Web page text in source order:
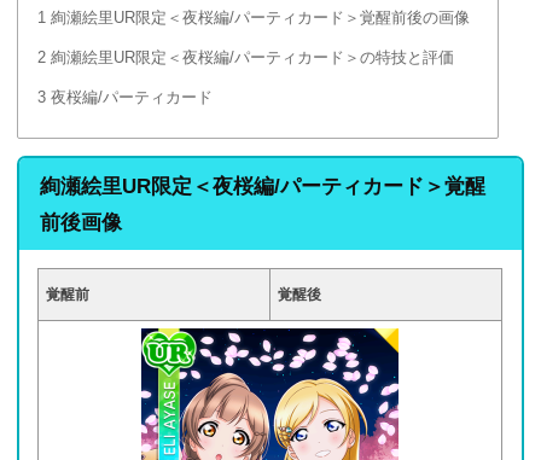
1 絢瀬絵里UR限定＜夜桜編/パーティカード＞覚醒前後の画像
2 絢瀬絵里UR限定＜夜桜編/パーティカード＞の特技と評価
3 夜桜編/パーティカード
絢瀬絵里UR限定＜夜桜編/パーティカード＞覚醒
前後画像
覚醒前 覚醒後